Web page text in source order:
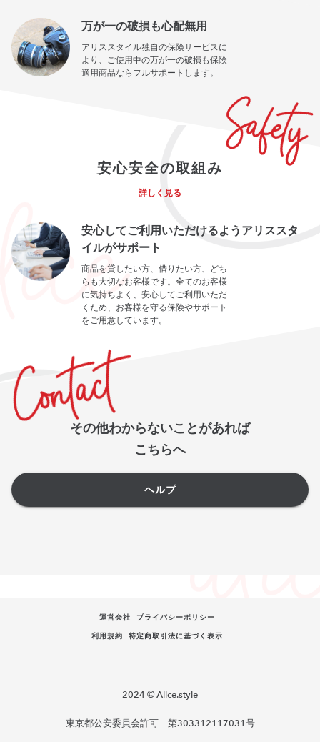
万が一の破損も心配無用
アリススタイル独自の保険サービスに
より、ご使用中の万が一の破損も保険
適用商品ならフルサポートします。
安心安全の取組み
詳しく見る
安心してご利用いただけるようアリススタ
イルがサポート
商品を貸したい方、借りたい方、どち
らも大切なお客様です。全てのお客様
に気持ちよく、安心してご利用いただ
くため、お客様を守る保険やサポート
をご用意しています。
その他わからないことがあれば
こちらへ
ヘルプ
運営会社
プライバシーポリシー
利用規約
特定商取引法に基づく表示
2024 © Alice.style
東京都公安委員会許可 第303312117031号